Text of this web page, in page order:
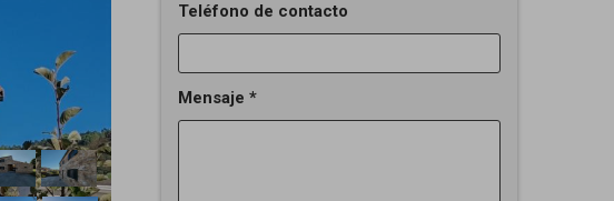
Teléfono de contacto
Mensaje *